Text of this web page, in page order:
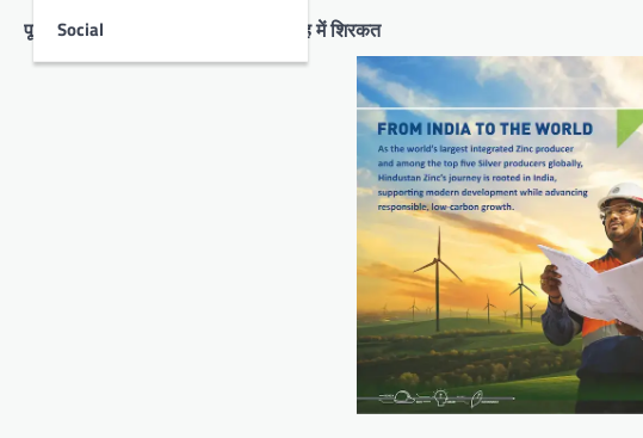
Social
पूर्व राष्ट्रपति रामनाथ कोविन्द करेंगे समारोह में शिरकत